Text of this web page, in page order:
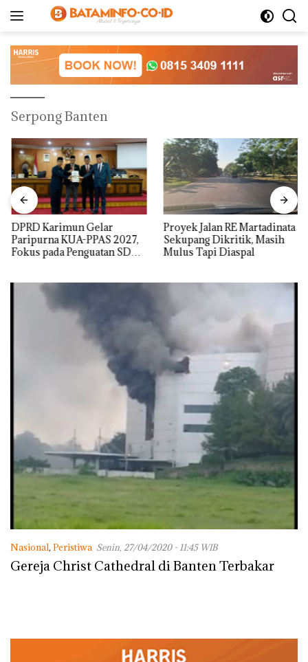
Serpong Banten
DPRD Karimun Gelar
Paripurna KUA-PPAS 2027,
Fokus pada Penguatan SDM,
Proyek Jalan RE Martadinata
Sekupang Dikritik, Masih
Mulus Tapi Diaspal
Nasional, Peristiwa Senin, 27/04/2020 - 11:45 WIB
Gereja Christ Cathedral di Banten Terbakar